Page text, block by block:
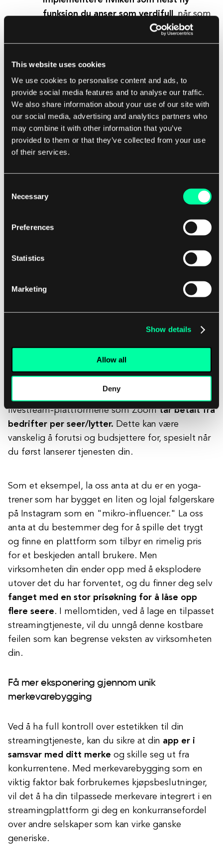
This website uses cookies
We use cookies to personalise content and ads, to
provide social media features and to analyse our traffic.
We also share information about your use of our site with
our social media, advertising and analytics partners who
may combine it with other information that you’ve
provided to them or that they’ve collected from your use
of their services.
Selection
Necessary
Preferences
Statistics
Marketing
Show details
Allow all
Deny
funksjon du anser som verdifull, når som
helst (kan være en brukerforespurt
funksjon eller en som oppstår fra en
Innovere i ditt eget tempo
være avhengig av en ekstern bedrifts
forretningsbeslutninger
Integrere med hvilket som helst
tredjepartsverktøy du velger, uten å være
begrenset til en liste
Redesign eller utvikle appen din i den
implementere endringer på grunn av
publikum ditt bruker plattformen, og du
ikke ønsker å forlate den av frykt for at de
Ingen skjulte kostnader (for eksempel, for antall
Mange selskaper har vært i en situasjon der de
mottar fakturaen for faktureringssyklusen, bare
livestream-plattformene som Zoomtar betalt fra
bedrifter per seer/lytter. Dette kan være
vanskelig å forutsi og budsjettere for, spesielt når
du først lanserer tjenesten din.
Som et eksempel, la oss anta at du er en yoga-
trener som har bygget en liten og lojal følgerskare
på Instagram som en "mikro-influencer." La oss
anta at du bestemmer deg for å spille det trygt
og finne en plattform som tilbyr en rimelig pris
for et beskjeden antall brukere. Men
virksomheten din ender opp med å eksplodere
utover det du har forventet, og du finner deg selv
fanget med en stor prisøkning for å låse opp
flere seere. I mellomtiden, ved å lage en tilpasset
streamingtjeneste, vil du unngå denne kostbare
feilen som kan begrense veksten av virksomheten
din.
Få mer eksponering gjennom unik
merkevarebygging
Ved å ha full kontroll over estetikken til din
streamingtjeneste, kan du sikre at din app er i
samsvar med ditt merke og skille seg ut fra
konkurrentene. Med merkevarebygging som en
viktig faktor bak forbrukernes kjøpsbeslutninger,
vil det å ha din tilpassede merkevare integrert i en
streamingplattform gi deg en konkurransefordel
over andre selskaper som kan virke ganske
generiske.